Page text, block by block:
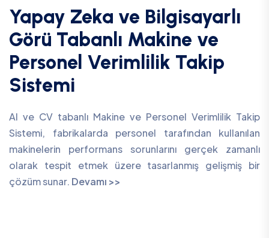
Yapay Zeka ve Bilgisayarlı
Görü Tabanlı Makine ve
Personel Verimlilik Takip
Sistemi
AI ve CV tabanlı Makine ve Personel Verimlilik Takip
Sistemi, fabrikalarda personel tarafından kullanılan
makinelerin performans sorunlarını gerçek zamanlı
olarak tespit etmek üzere tasarlanmış gelişmiş bir
çözüm sunar. Devamı >>